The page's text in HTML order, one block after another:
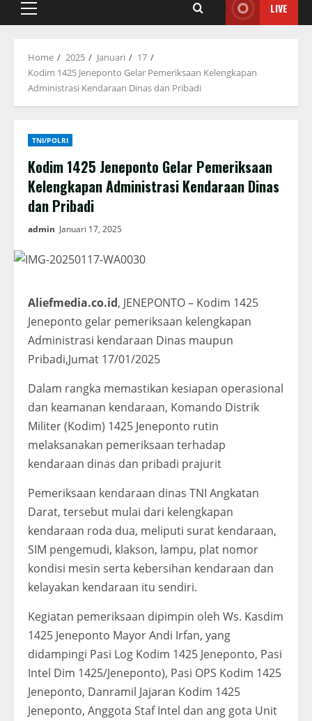
Primary
LIVE
Home 2025 Januari
17
Kodim 1425 Jeneponto Gelar Pemeriksaan Kelengkapan
Administrasi Kendaraan Dinas dan Pribadi
TNI/POLRI
Kodim 1425 Jeneponto Gelar Pemeriksaan
Kelengkapan Administrasi Kendaraan Dinas
dan Pribadi
admin Januari 17, 2025
Aliefmedia.co.id, JENEPONTO – Kodim 1425
Jeneponto gelar pemeriksaan kelengkapan
Administrasi kendaraan Dinas maupun
Pribadi,Jumat 17/01/2025
Dalam rangka memastikan kesiapan operasional
dan keamanan kendaraan, Komando Distrik
Militer (Kodim) 1425 Jeneponto rutin
melaksanakan pemeriksaan terhadap
kendaraan dinas dan pribadi prajurit
Pemeriksaan kendaraan dinas TNI Angkatan
Darat, tersebut mulai dari kelengkapan
kendaraan roda dua, meliputi surat kendaraan,
SIM pengemudi, klakson, lampu, plat nomor
kondisi mesin serta kebersihan kendaraan dan
kelayakan kendaraan itu sendiri.
Kegiatan pemeriksaan dipimpin oleh Ws. Kasdim
1425 Jeneponto Mayor Andi Irfan, yang
didampingi Pasi Log Kodim 1425 Jeneponto, Pasi
Intel Dim 1425/Jeneponto), Pasi OPS Kodim 1425
Jeneponto, Danramil Jajaran Kodim 1425
Jeneponto, Anggota Staf Intel dan ang gota Unit